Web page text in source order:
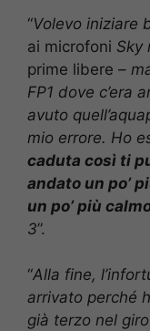
“Volevo iniziare
ai microfoni Sky
prime libere –
FP1 dove c’era
avuto
mio errore. Ho
caduta così ti
andato un po’
un po’ più
3”.
“Alla fine,
arrivato perché
già terzo nel